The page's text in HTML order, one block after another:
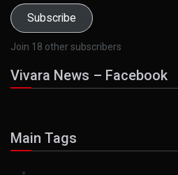
Subscribe
Join 18 other subscribers
Vivara News – Facebook
Main Tags